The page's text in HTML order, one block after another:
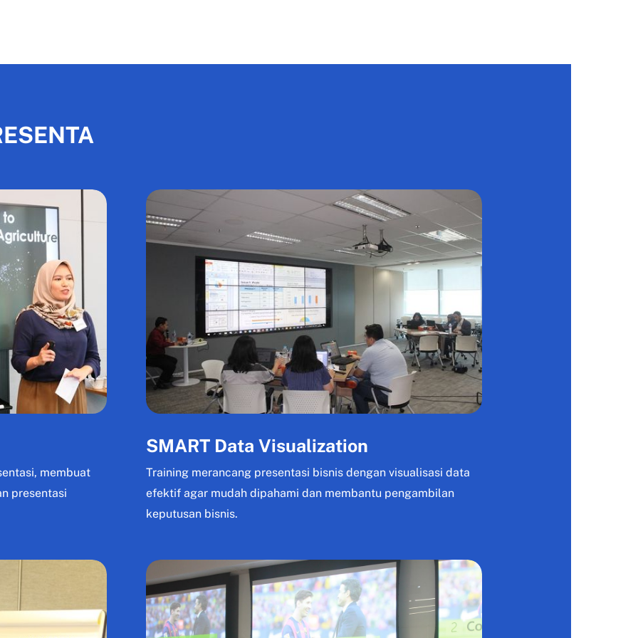
membuat
presentasi
SMART Data Visualization
Training merancang presentasi bisnis dengan visualisasi data
efektif agar mudah dipahami dan membantu pengambilan
keputusan bisnis.